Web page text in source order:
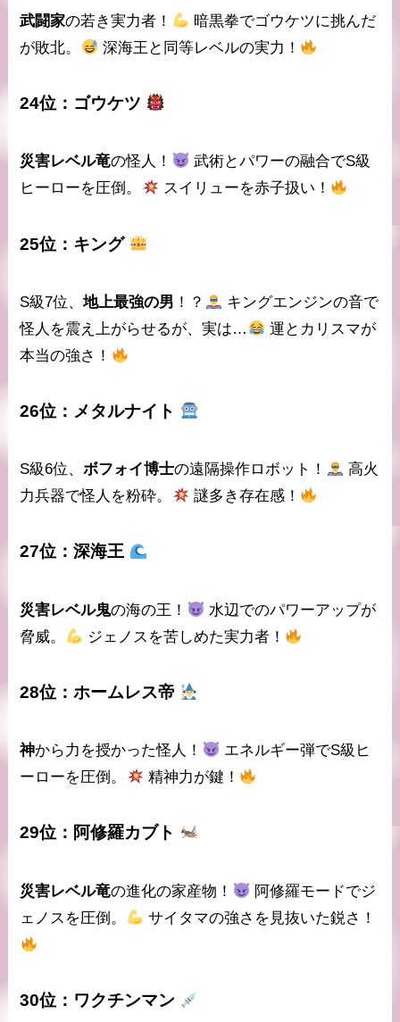
武闘家の若き実力者！ 暗黒拳でゴウケツに挑んだ
が敗北。
深海王と同等レベルの実力！
24位： ゴウケツ
災害レベル竜の怪人！ 武術とパワーの融合でS級
ヒーローを圧倒。
スイリューを赤子扱い！
25位： キング
S級7位、地上最強の男 ！？ キングエンジンの音で
怪人を震え上がらせるが、実は…
運とカリスマが
本当の強さ！
26位： メタルナイト
S級6位、ボフォイ博士の遠隔操作ロボット！
高火
力兵器で怪人を粉砕。 謎多き存在感！
27位：深海王
災害レベル鬼の海の王！ 水辺でのパワーアップが
脅威。
ジェノスを苦しめた実力者！
28位：ホームレス帝
神から力を授かった怪人！ エネルギー弾でS級ヒ
ーローを圧倒。
精神力が鍵！
29位： 阿修羅カブト
災害レベル竜の進化の家産物！ 阿修羅モードでジ
ェノスを圧倒。
サイタマの強さを見抜いた鋭さ！
30位： ワクチンマン